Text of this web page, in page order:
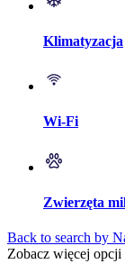
Klimatyzacja
Wi-Fi
Zwierzęta
Back to search by
Zobacz więcej opcji